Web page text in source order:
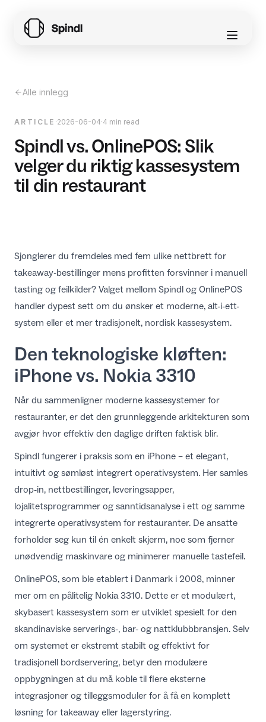
NO
Alle innlegg
ARTICLE ·2026-06-04·4 min read
Spindl vs. OnlinePOS: Slik
velger du riktig kassesystem
til din restaurant
Sjonglerer du fremdeles med fem ulike nettbrett for
takeaway-bestillinger mens profitten forsvinner i manuell
tasting og feilkilder? Valget mellom Spindl og OnlinePOS
handler dypest sett om du ønsker et moderne, alt-i-ett-
system eller et mer tradisjonelt, nordisk kassesystem.
Den teknologiske kløften:
iPhone vs. Nokia 3310
Når du sammenligner moderne kassesystemer for
restauranter, er det den grunnleggende arkitekturen som
avgjør hvor effektiv den daglige driften faktisk blir.
Spindl fungerer i praksis som en iPhone – et elegant,
intuitivt og sømløst integrert operativsystem. Her samles
drop-in, nettbestillinger, leveringsapper,
lojalitetsprogrammer og sanntidsanalyse i ett og samme
integrerte operativsystem for restauranter. De ansatte
forholder seg kun til én enkelt skjerm, noe som fjerner
unødvendig maskinvare og minimerer manuelle tastefeil.
OnlinePOS, som ble etablert i Danmark i 2008, minner
mer om en pålitelig Nokia 3310. Dette er et modulært,
skybasert kassesystem som er utviklet spesielt for den
skandinaviske serverings-, bar- og nattklubbbransjen. Selv
om systemet er ekstremt stabilt og effektivt for
tradisjonell bordservering, betyr den modulære
oppbygningen at du må koble til flere eksterne
integrasjoner og tilleggsmoduler for å få en komplett
løsning for takeaway eller lagerstyring.